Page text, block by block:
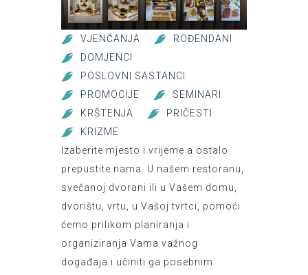
VJENČANJA
ROĐENDANI
DOMJENCI
POSLOVNI SASTANCI
PROMOCIJE
SEMINARI
KRŠTENJA
PRIČESTI
KRIZME
Izaberite mjesto i vrijeme a ostalo
prepustite nama. U našem restoranu,
svečanoj dvorani ili u Vašem domu,
dvorištu, vrtu, u Vašoj tvrtci, pomoći
ćemo prilikom planiranja i
organiziranja Vama važnog
događaja i učiniti ga posebnim.